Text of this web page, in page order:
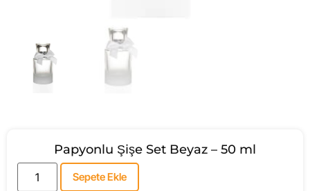
Papyonlu Şişe Set Beyaz – 50 ml
Sepete Ekle